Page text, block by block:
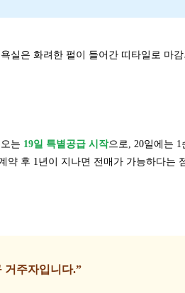
실은 화려한 펄이 들어간 띠타일로 마
는 19일 특별공급 시작으로, 20일에는 1
후 1년이 지나면 전매가 가능하다는
거주자입니다.”